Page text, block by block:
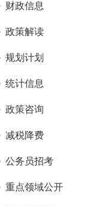
财政信息
政策解读
规划计划
统计信息
政策咨询
减税降费
公务员招考
重点领域公开